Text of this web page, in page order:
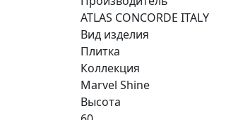
ATLAS CONCORDE ITALY
Вид изделия
Плитка
Коллекция
Marvel Shine
Высота